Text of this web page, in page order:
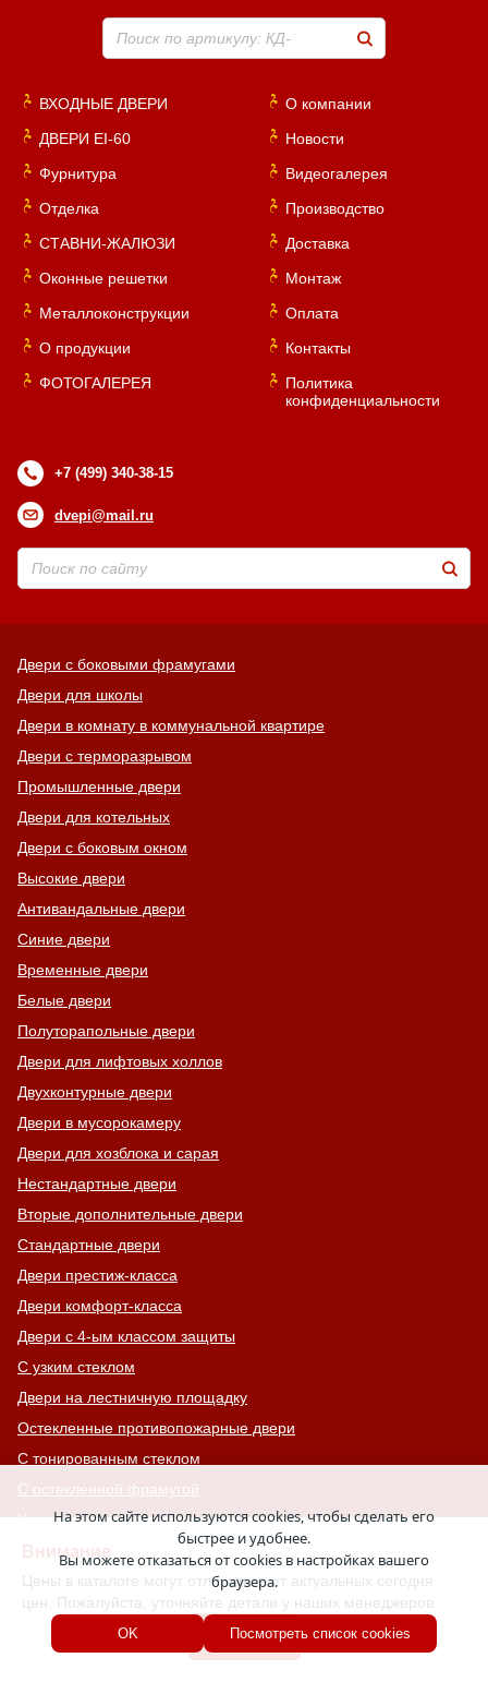
Внимание
Цены в каталоге могут отличаться от актуальных сегодня
цен. Пожалуйста, уточняйте детали у наших менеджеров.
Хорошо
Поиск по артикулу: КД-
ВХОДНЫЕ ДВЕРИ
ДВЕРИ EI-60
Фурнитура
Отделка
СТАВНИ-ЖАЛЮЗИ
Оконные решетки
Металлоконструкции
О продукции
ФОТОГАЛЕРЕЯ
О компании
Новости
Видеогалерея
Производство
Доставка
Монтаж
Оплата
Контакты
Политика
конфиденциальности
+7 (499) 340-38-15
dvepi@mail.ru
Двери с боковыми фрамугами
Двери для школы
Двери в комнату в коммунальной квартире
Двери с терморазрывом
Промышленные двери
Двери для котельных
Двери с боковым окном
Высокие двери
Антивандальные двери
Синие двери
Временные двери
Белые двери
Полуторапольные двери
Двери для лифтовых холлов
Двухконтурные двери
Двери в мусорокамеру
Двери для хозблока и сарая
Нестандартные двери
Вторые дополнительные двери
Стандартные двери
Двери престиж-класса
Двери комфорт-класса
Двери с 4-ым классом защиты
С узким стеклом
Двери на лестничную площадку
Остекленные противопожарные двери
С тонированным стеклом
С остекленной фрамугой
Усиленные
С большим стеклом
С широкими наличниками
Серые двери
С увеличенной и толстой коробкой
На этом сайте используются cookies, чтобы сделать его
быстрее и удобнее.
Вы можете отказаться от cookies в настройках вашего
браузера.
OK Посмотреть список cookies